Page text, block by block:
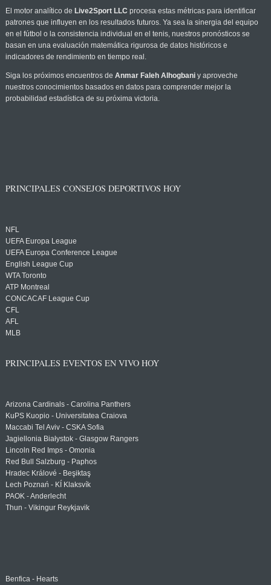
El motor analítico de Live2Sport LLC procesa estas métricas para identificar
patrones que influyen en los resultados futuros. Ya sea la sinergia del equipo
en el fútbol o la consistencia individual en el tenis, nuestros pronósticos se
basan en una evaluación matemática rigurosa de datos históricos e
indicadores de rendimiento en tiempo real.
Siga los próximos encuentros de Anmar Faleh Alhogbaniy aproveche
nuestros conocimientos basados en datos para comprender mejor la
probabilidad estadística de su próxima victoria.
PRINCIPALES CONSEJOS DEPORTIVOS HOY
NFL
UEFA Europa League
UEFA Europa Conference League
English League Cup
WTA Toronto
ATP Montreal
CONCACAF League Cup
CFL
AFL
MLB
PRINCIPALES EVENTOS EN VIVO HOY
Arizona Cardinals - Carolina Panthers
KuPS Kuopio - Universitatea Craiova
Maccabi Tel Aviv - CSKA Sofia
Jagiellonia Białystok - Glasgow Rangers
Lincoln Red Imps - Omonia
Red Bull Salzburg - Paphos
Hradec Králové - Beşiktaş
Lech Poznań - KÍ Klaksvík
PAOK - Anderlecht
Thun - Vikingur Reykjavik
Benfica - Hearts